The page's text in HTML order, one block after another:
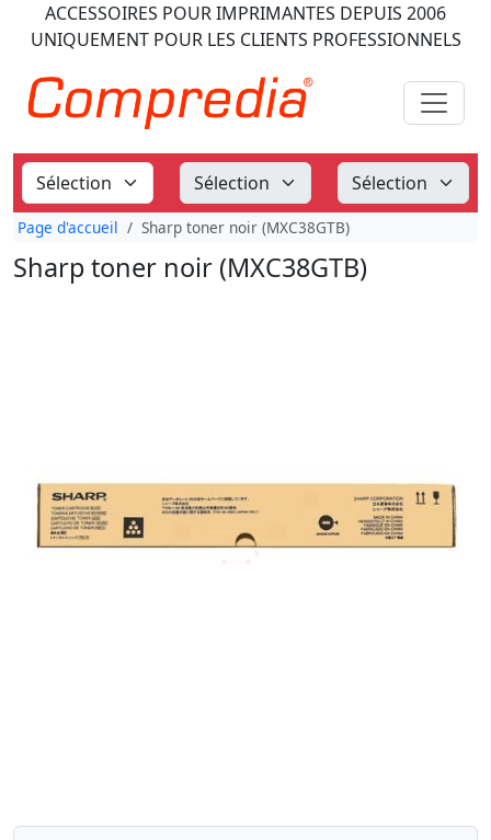
ACCESSOIRES POUR IMPRIMANTES DEPUIS 2006
UNIQUEMENT POUR LES CLIENTS PROFESSIONNELS
Page d'accueil Sharp toner noir (MXC38GTB)
Sharp toner noir (MXC38GTB)